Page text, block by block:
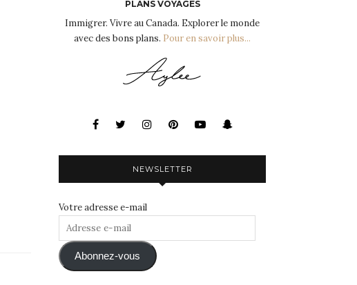
PLANS VOYAGES
Immigrer. Vivre au Canada. Explorer le monde
avec des bons plans. Pour en savoir plus...
NEWSLETTER
Votre adresse e-mail
Adresse
mail Abonnez-vous